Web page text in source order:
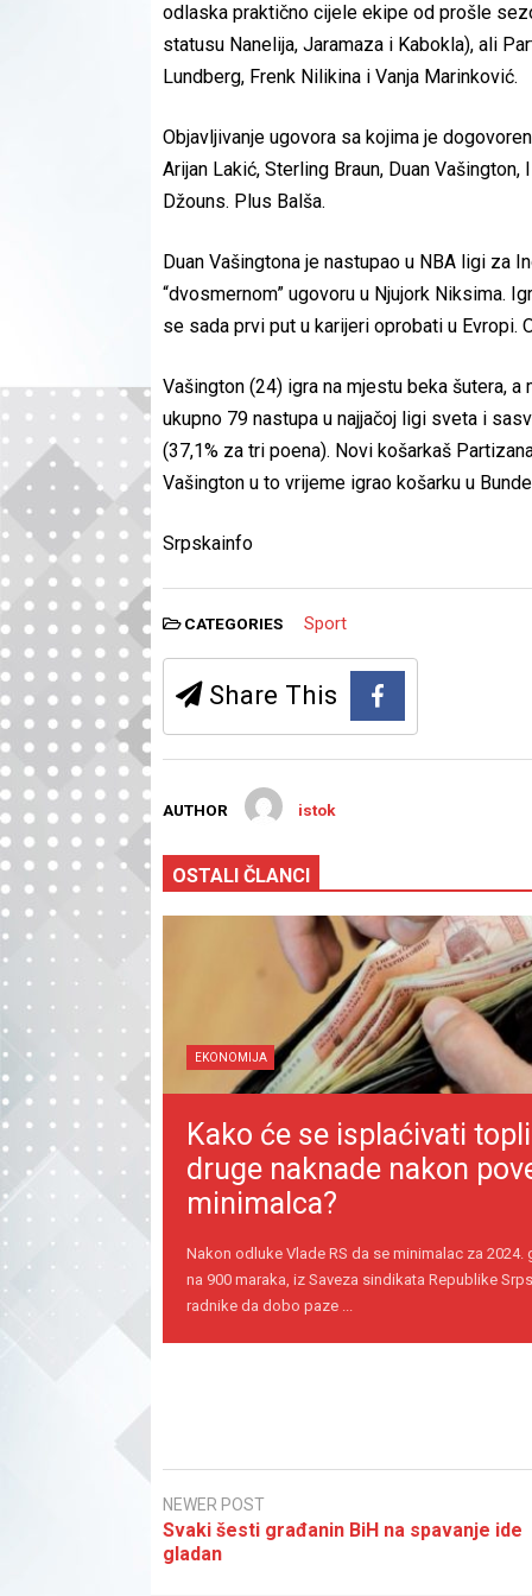
odlaska praktično cijele ekipe od prošle
statusu Nanelija, Jaramaza i Kabokla), ali
Lundberg, Frenk Nilikina i Vanja Marinković.
Objavljivanje ugovora sa kojima je
Arijan Lakić, Sterling Braun, Duan
Džouns. Plus Balša.
Duan Vašingtona je nastupao u NBA ligi za
“dvosmernom” ugovoru u Njujork Niksima.
se sada prvi put u karijeri oprobati u
Vašington (24) igra na mjestu beka šutera,
ukupno 79 nastupa u najjačoj ligi sveta i
(37,1% za tri poena). Novi košarkaš
Vašington u to vrijeme igrao košarku u
Srpskainfo
CATEGORIES Sport
Share This
AUTHOR istok
OSTALI ČLANCI
EKONOMIJA
Kako će se isplaćivati
druge naknade nakon
minimalca?
Nakon odluke Vlade RS da se minimalac za 2024.
na 900 maraka, iz Saveza sindikata Republike
radnike da dobo paze ...
NEWER POST
Svaki šesti građanin BiH na spavanje ide
gladan